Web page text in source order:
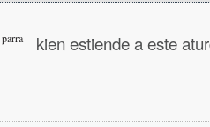
kien estiende a este